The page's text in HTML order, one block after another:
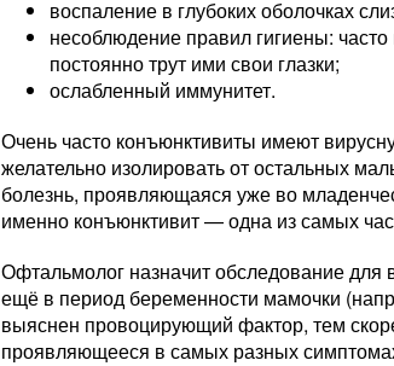
воспаление в глубоких оболочках
несоблюдение правил гигиены:
постоянно трут ими свои глазки;
ослабленный иммунитет.
Очень часто конъюнктивиты имеют
желательно изолировать от остальных
болезнь, проявляющаяся уже во
именно конъюнктивит — одна из самых
Офтальмолог назначит обследование для
ещё в период беременности мамочки
выяснен провоцирующий фактор, тем
проявляющееся в самых разных